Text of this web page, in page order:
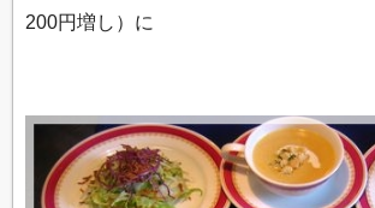
200円増し）に